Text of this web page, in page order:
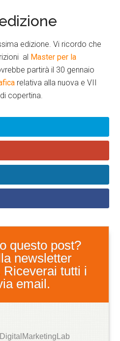
edizione. Vi ricordo che
al Master per la
partirà il 30 gennaio
relativa alla nuova e VII
copertina.
questo post?
newsletter
tutti i
email.
DigitalMarketingLab